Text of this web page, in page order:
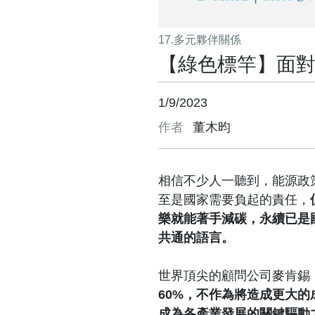
17.多元夥伴關係
【綠色標竿】面
1/9/2023
作者
董木昀
相信不少人一聽到，能源
至是國家需要負起的責任，
樂就能著手減碳，永續已
共通的語言。
世界頂尖的顧問公司麥肯
60%，不作為將造成更大